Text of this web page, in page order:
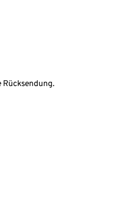
Rücksendung.